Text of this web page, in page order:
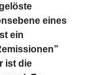
eines
ein
ist die